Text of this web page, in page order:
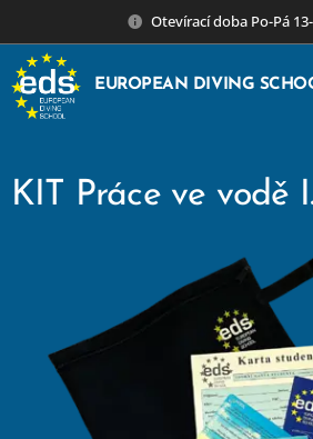
Otevírací doba Po-Pá
EUROPEAN DIVING
KIT Práce ve vodě I.